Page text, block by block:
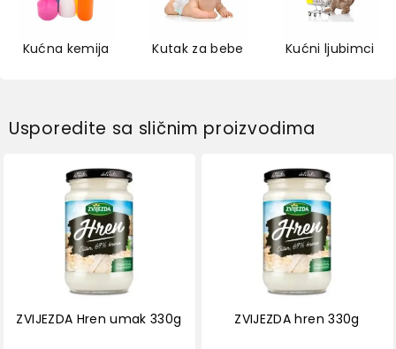
Kućna kemija Kutak za bebe Kućni ljubimci
Usporedite sa sličnim proizvodima
ZVIJEZDA Hren umak 330g ZVIJEZDA hren 330g